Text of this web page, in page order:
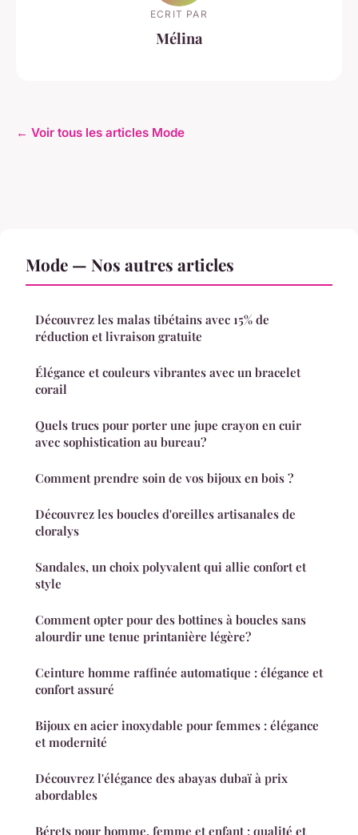
ECRIT PAR
Mélina
← Voir tous les articles Mode
Mode — Nos autres articles
Découvrez les malas tibétains avec 15% de
réduction et livraison gratuite
Élégance et couleurs vibrantes avec un bracelet
corail
Quels trucs pour porter une jupe crayon en cuir
avec sophistication au bureau?
Comment prendre soin de vos bijoux en bois ?
Découvrez les boucles d'oreilles artisanales de
cloralys
Sandales, un choix polyvalent qui allie confort et
style
Comment opter pour des bottines à boucles sans
alourdir une tenue printanière légère?
Ceinture homme raffinée automatique : élégance et
confort assuré
Bijoux en acier inoxydable pour femmes : élégance
et modernité
Découvrez l'élégance des abayas dubaï à prix
abordables
Bérets pour homme, femme et enfant : qualité et